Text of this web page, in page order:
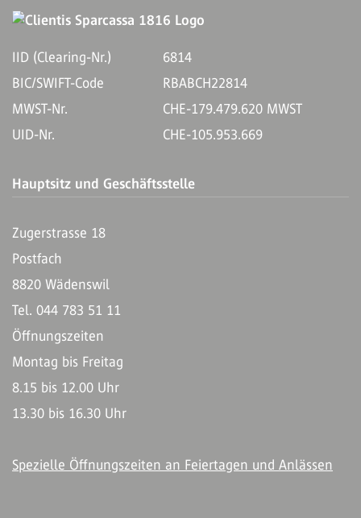
IID (Clearing-Nr.)
6814
BIC/SWIFT-Code
RBABCH22814
MWST-Nr.
CHE-179.479.620 MWST
UID-Nr.
CHE-105.953.669
Hauptsitz und Geschäftsstelle
Zugerstrasse 18
Postfach
8820 Wädenswil
Tel. 044 783 51 11
Öffnungszeiten
Montag bis Freitag
8.15 bis 12.00 Uhr
13.30 bis 16.30 Uhr
Spezielle Öffnungszeiten an Feiertagen und Anlässen